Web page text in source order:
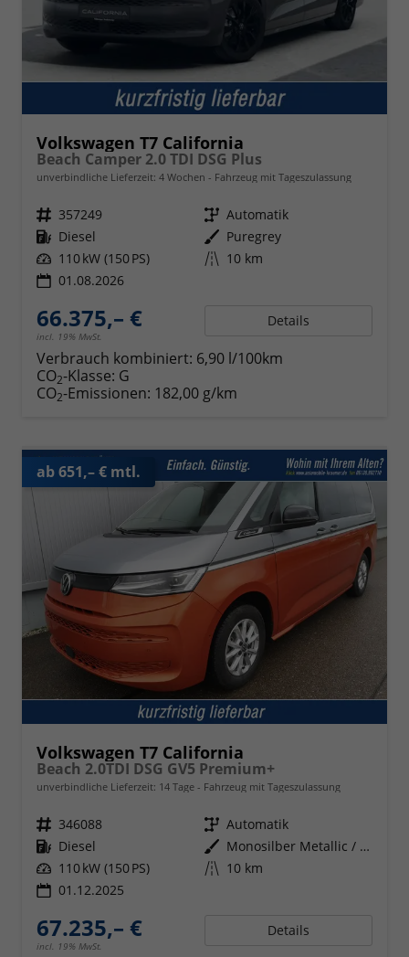
Volkswagen T7 California
Beach Camper 2.0 TDI DSG Plus
unverbindliche Lieferzeit: 4 Wochen Fahrzeug mit Tageszulassung
Fahrzeugnr. 357249 Getriebe Automatik
Kraftstoff Diesel Außenfarbe Puregrey
Leistung 110 kW (150 PS) Kilometerstand 10 km
01.08.2026
66.375,– €
incl. 19% MwSt.
Details
Verbrauch kombiniert: 6,90 l/100km
CO2-Klasse: G
CO2-Emissionen: 182,00 g/km
ab 651,– € mtl.
Volkswagen T7 California
Beach 2.0TDI DSG GV5 Premium+
unverbindliche Lieferzeit: 14 Tage Fahrzeug mit Tageszulassung
Fahrzeugnr. 346088 Getriebe Automatik
Kraftstoff Diesel Außenfarbe
Monosilber Metallic / Energetic Orange Metallic
Leistung 110 kW (150 PS) Kilometerstand 10 km
01.12.2025
67.235,– €
incl. 19% MwSt.
Details